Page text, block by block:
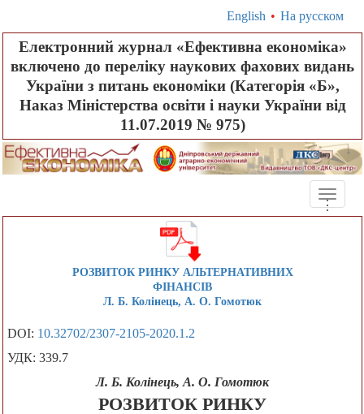
English • На русском
Електронний журнал «Ефективна економіка»
включено до переліку наукових фахових видань
України з питань економіки (Категорія «Б»,
Наказ Міністерства освіти і науки України від
11.07.2019 № 975)
Toggle
...
РОЗВИТОК РИНКУ АЛЬТЕРНАТИВНИХ
ФІНАНСІВ
Л. Б. Колінець, А. О. Гомотюк
DOI: 10.32702/2307-2105-2020.1.2
УДК: 339.7
Л. Б. Колінець, А. О. Гомотюк
РОЗВИТОК РИНКУ